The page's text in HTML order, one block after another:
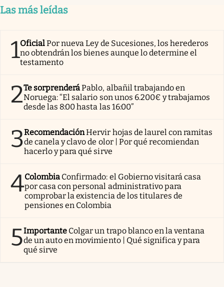
Las más leídas
1OficialPor nueva Ley de Sucesiones, los herederos
no obtendrán los bienes aunque lo determine el
testamento
2Te sorprenderáPablo, albañil trabajando en
Noruega: “El salario son unos 6.200€ y trabajamos
desde las 8:00 hasta las 16:00”
3RecomendaciónHervir hojas de laurel con ramitas
de canela y clavo de olor | Por qué recomiendan
hacerlo y para qué sirve
4Colombia Confirmado: el Gobierno visitará casa
por casa con personal administrativo para
comprobar la existencia de los titulares de
pensiones en Colombia
5Importante Colgar un trapo blanco en la ventana
de un auto en movimiento | Qué significa y para
qué sirve